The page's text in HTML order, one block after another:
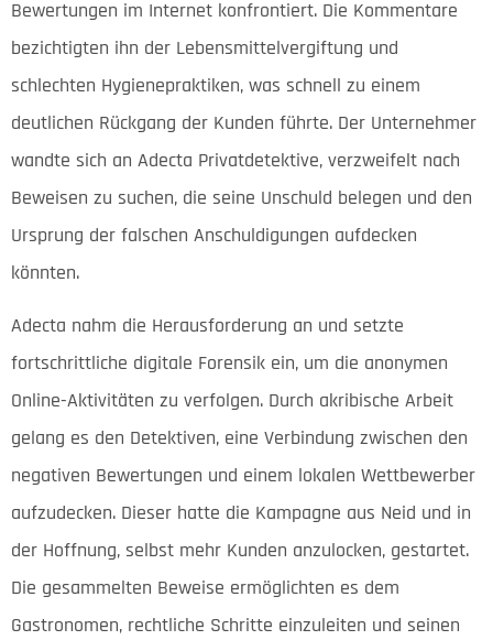
Bewertungen im Internet konfrontiert. Die Kommentare
bezichtigten ihn der Lebensmittelvergiftung und
schlechten Hygienepraktiken, was schnell zu einem
deutlichen Rückgang der Kunden führte. Der Unternehmer
wandte sich an Adecta Privatdetektive, verzweifelt nach
Beweisen zu suchen, die seine Unschuld belegen und den
Ursprung der falschen Anschuldigungen aufdecken
könnten.
Adecta nahm die Herausforderung an und setzte
fortschrittliche digitale Forensik ein, um die anonymen
Online-Aktivitäten zu verfolgen. Durch akribische Arbeit
gelang es den Detektiven, eine Verbindung zwischen den
negativen Bewertungen und einem lokalen Wettbewerber
aufzudecken. Dieser hatte die Kampagne aus Neid und in
der Hoffnung, selbst mehr Kunden anzulocken, gestartet.
Die gesammelten Beweise ermöglichten es dem
Gastronomen, rechtliche Schritte einzuleiten und seinen